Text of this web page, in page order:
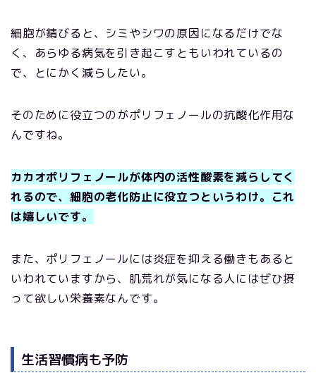
細胞が錆びると、シミやシワの原因になるだけでな
く、あらゆる病気を引き起こすともいわれているの
で、とにかく減らしたい。
そのために役立つのがポリフェノールの抗酸化作用な
んですね。
カカオポリフェノールが体内の活性酸素を減らしてく
れるので、細胞の老化防止に役立つというわけ。これ
は嬉しいです。
また、ポリフェノールには炎症を抑える働きもあると
いわれていますから、肌荒れが気になる人にはぜひ摂
って欲しい栄養素なんです。
生活習慣病も予防